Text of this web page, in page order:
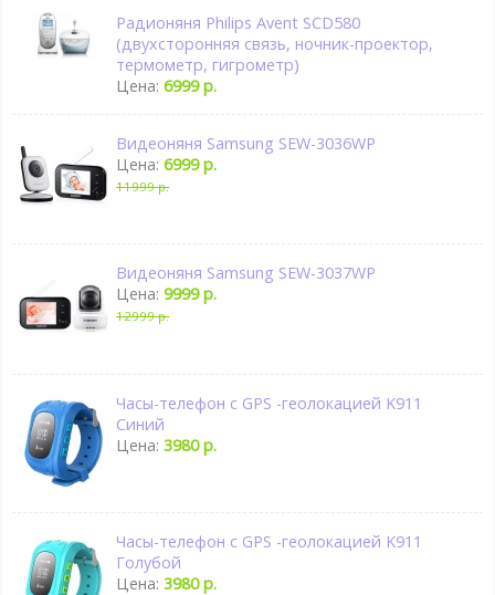
Радионяня Philips Avent SCD580
(двухсторонняя связь, ночник-проектор,
термометр, гигрометр)
Цена:6999 р.
Видеоняня Samsung SEW-3036WP
Цена:6999 р.
11999 р.
Видеоняня Samsung SEW-3037WP
Цена:9999 р.
12999 р.
Часы-телефон с GPS -геолокацией K911
Синий
Цена:3980 р.
Часы-телефон с GPS -геолокацией K911
Голубой
Цена:3980 р.